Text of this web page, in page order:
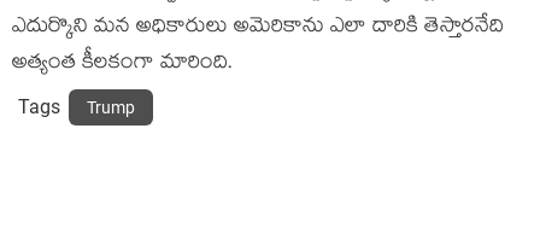
ఎదుర్కొని మన అధికారులు అమెరికాను ఎలా దారికి తెస్తారనేది
అత్యంత కీలకంగా మారింది.
Tags Trump